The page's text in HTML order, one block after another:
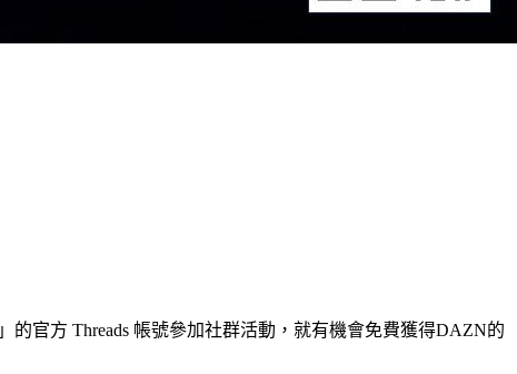
」的官方 Threads 帳號參加社群活動，就有機會免費獲得DAZN的